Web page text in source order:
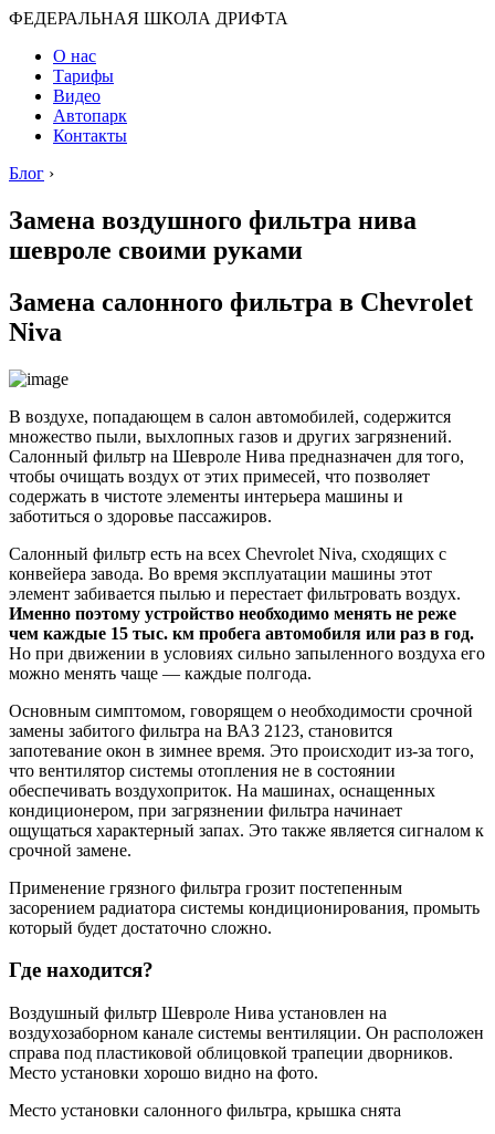
ФЕДЕРАЛЬНАЯ ШКОЛА ДРИФТА
О нас
Тарифы
Видео
Автопарк
Контакты
Блог ›
Замена воздушного фильтра нива
шевроле своими руками
Замена салонного фильтра в Chevrolet
Niva
В воздухе, попадающем в салон автомобилей, содержится
множество пыли, выхлопных газов и других загрязнений.
Салонный фильтр на Шевроле Нива предназначен для того,
чтобы очищать воздух от этих примесей, что позволяет
содержать в чистоте элементы интерьера машины и
заботиться о здоровье пассажиров.
Салонный фильтр есть на всех Chevrolet Niva, сходящих с
конвейера завода. Во время эксплуатации машины этот
элемент забивается пылью и перестает фильтровать воздух.
Именно поэтому устройство необходимо менять не реже
чем каждые 15 тыс. км пробега автомобиля или раз в год.
Но при движении в условиях сильно запыленного воздуха его
можно менять чаще — каждые полгода.
Основным симптомом, говорящем о необходимости срочной
замены забитого фильтра на ВАЗ 2123, становится
запотевание окон в зимнее время. Это происходит из-за того,
что вентилятор системы отопления не в состоянии
обеспечивать воздухоприток. На машинах, оснащенных
кондиционером, при загрязнении фильтра начинает
ощущаться характерный запах. Это также является сигналом к
срочной замене.
Применение грязного фильтра грозит постепенным
засорением радиатора системы кондиционирования, промыть
который будет достаточно сложно.
Где находится?
Воздушный фильтр Шевроле Нива установлен на
воздухозаборном канале системы вентиляции. Он расположен
справа под пластиковой облицовкой трапеции дворников.
Место установки хорошо видно на фото.
Место установки салонного фильтра, крышка снята